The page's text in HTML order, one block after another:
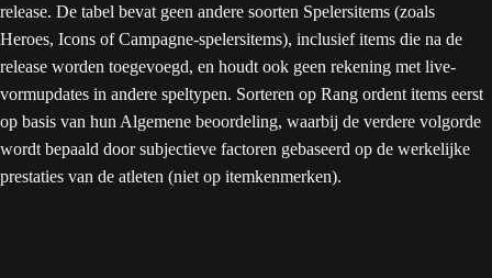
release. De tabel bevat geen andere soorten Spelersitems (zoals
Heroes, Icons of Campagne-spelersitems), inclusief items die na de
release worden toegevoegd, en houdt ook geen rekening met live-
vormupdates in andere speltypen. Sorteren op Rang ordent items eerst
op basis van hun Algemene beoordeling, waarbij de verdere volgorde
wordt bepaald door subjectieve factoren gebaseerd op de werkelijke
prestaties van de atleten (niet op itemkenmerken).